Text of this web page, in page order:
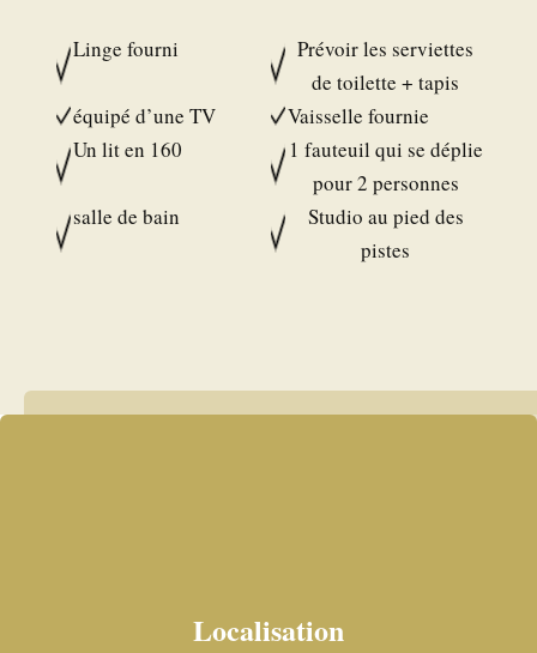
Linge fourni
Prévoir les serviettes
de toilette + tapis
équipé d’une TV
Vaisselle fournie
Un lit en 160
1 fauteuil qui se déplie
pour 2 personnes
salle de bain
Studio au pied des
pistes
Localisation